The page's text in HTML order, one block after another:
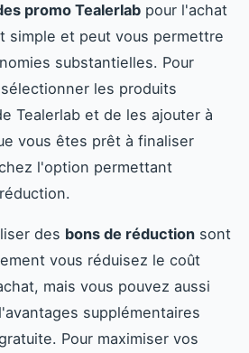
promo Tealerlab pour l'achat
simple et peut vous permettre
substantielles. Pour
les produits
Tealerlab et de les ajouter à
vous êtes prêt à finaliser
l'option permettant
des bons de réduction sont
vous réduisez le coût
mais vous pouvez aussi
supplémentaires
Pour maximiser vos